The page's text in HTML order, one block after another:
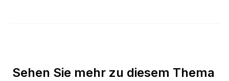
Sehen Sie mehr zu diesem Thema